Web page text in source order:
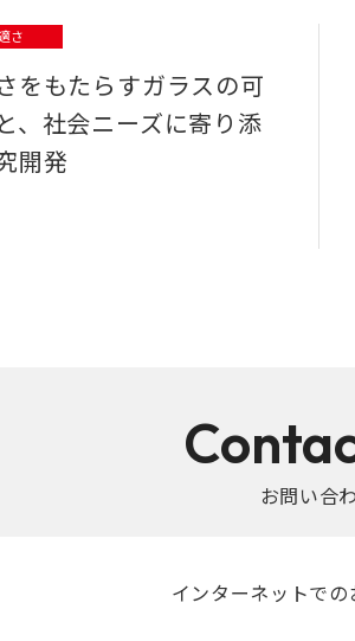
さ
をもたらすガラスの可
、社会ニーズに寄り添
開発
お問い合
インターネットで